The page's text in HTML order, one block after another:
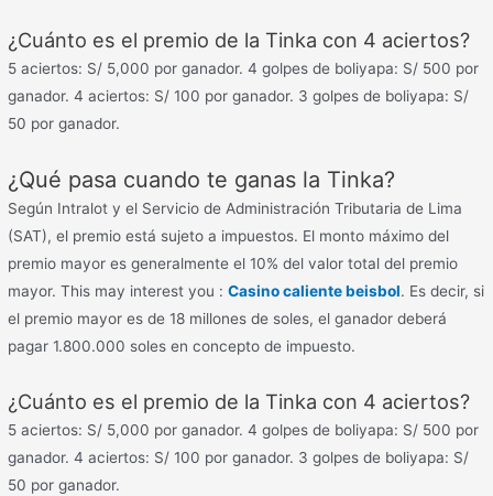
¿Cuánto es el premio de la Tinka con 4 aciertos?
5 aciertos: S/ 5,000 por ganador. 4 golpes de boliyapa: S/ 500 por
ganador. 4 aciertos: S/ 100 por ganador. 3 golpes de boliyapa: S/
50 por ganador.
¿Qué pasa cuando te ganas la Tinka?
Según Intralot y el Servicio de Administración Tributaria de Lima
(SAT), el premio está sujeto a impuestos. El monto máximo del
premio mayor es generalmente el 10% del valor total del premio
mayor. This may interest you :Casino caliente beisbol. Es decir, si
el premio mayor es de 18 millones de soles, el ganador deberá
pagar 1.800.000 soles en concepto de impuesto.
¿Cuánto es el premio de la Tinka con 4 aciertos?
5 aciertos: S/ 5,000 por ganador. 4 golpes de boliyapa: S/ 500 por
ganador. 4 aciertos: S/ 100 por ganador. 3 golpes de boliyapa: S/
50 por ganador.